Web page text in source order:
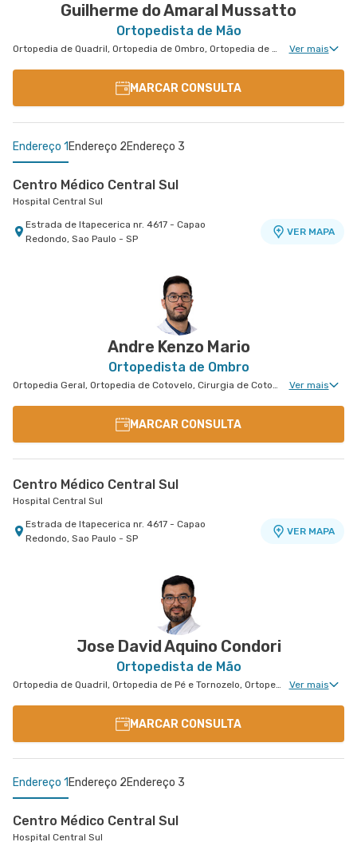
Guilherme do Amaral Mussatto
Ortopedista de Mão
Ortopedia de Quadril, Ortopedia de Ombro, Ortopedia de Joelho, Ortopedia de Coluna, Ortopedia Geral, Cirurgia de Joelho, Cirurgia de Coluna, Medicina Esportiva Clinica, Ortopedia de Punho, Ortopedia de Cotovelo, Cirurgia de Ombro Ver mais
MARCAR CONSULTA
Endereço 1 Endereço 2Endereço 3
Centro Médico Central Sul
Hospital Central Sul
Estrada de Itapecerica nr. 4617 - Capao
Redondo, Sao Paulo - SP
VER MAPA
Rua Engenheiro Oscar Americano nr. 1010 -
Rua Tiradentes nr. 149 - Vila Dora, Santo Andre -
Andre Kenzo Mario
Ortopedista de Ombro
Ortopedia Geral, Ortopedia de Cotovelo, Cirurgia de Cotovelo, Cirurgia de Ombro Ver mais
MARCAR CONSULTA
Centro Médico Central Sul
Hospital Central Sul
Estrada de Itapecerica nr. 4617 - Capao
Redondo, Sao Paulo - SP
VER MAPA
Jose David Aquino Condori
Ortopedista de Mão
Ortopedia de Quadril, Ortopedia de Pé e Tornozelo, Ortopedia de Ombro, Ortopedia de Joelho, Ortopedia de Coluna, Ortopedia Geral, Cirurgia de Joelho, Ortopedia de Punho, Ortopedia de Cotovelo, Cirurgia de Quadril Ver mais
MARCAR CONSULTA
Endereço 1 Endereço 2Endereço 3
Centro Médico Central Sul
Hospital Central Sul